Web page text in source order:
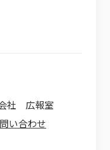
社 広報室
い合わせ